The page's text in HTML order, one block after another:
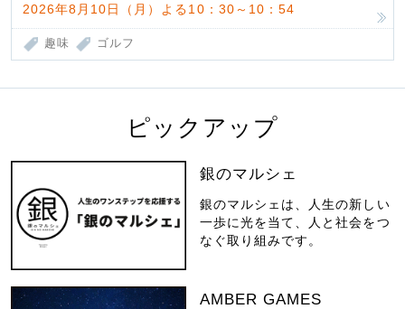
2026年8月10日（月）よる10：30～10：54
趣味 ゴルフ
ピックアップ
銀のマルシェ
銀のマルシェは、人生の新しい
一歩に光を当て、人と社会をつ
なぐ取り組みです。
AMBER GAMES